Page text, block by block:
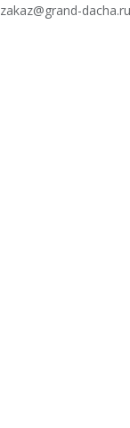
zakaz@grand-dacha.ru